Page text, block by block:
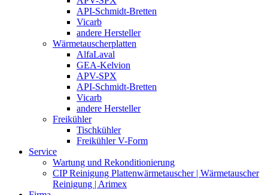
API-Schmidt-Bretten
Vicarb
andere Hersteller
Wärmetauscherplatten
AlfaLaval
GEA-Kelvion
APV-SPX
API-Schmidt-Bretten
Vicarb
andere Hersteller
Freikühler
Tischkühler
Freikühler V-Form
Service
Wartung und Rekonditionierung
CIP Reinigung Plattenwärmetauscher | Wärmetauscher
Reinigung | Arimex